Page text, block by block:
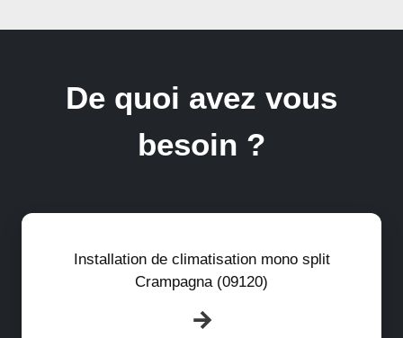
De quoi avez vous
besoin ?
Installation de climatisation mono split
Crampagna (09120)